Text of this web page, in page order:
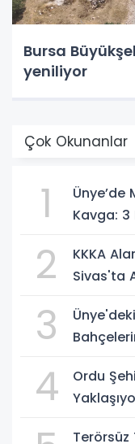
Bursa
yeniliyor
Çok Okunanlar
1
Ünye’de
Kavga: 3
2
KKKA
Sivas'ta
3
Ünye'deki
4
Ordu